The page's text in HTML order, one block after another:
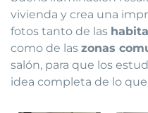
vivienda y crea una
fotos tanto de las
como de las zonas
salón, para que los
idea completa de lo